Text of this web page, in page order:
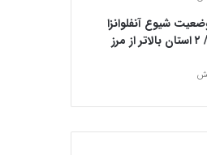
شیوع آنفلوانزا
در کشور/ ۲ استان بالاتر از مرز